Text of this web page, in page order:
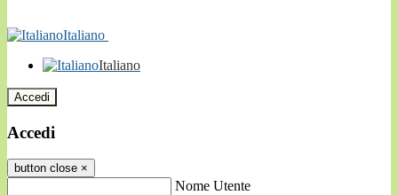
Italiano
Italiano
Accedi
Accedi
button close ×
Nome Utente